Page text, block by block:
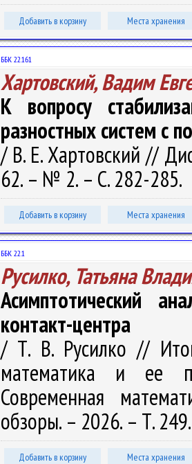
Добавить в корзину Места хранения
ББК 22.161
Хартовский, Вадим
К вопросу
разностных систем с
/ В. Е. Хартовский //
62. – № 2. – С. 282-285.
Добавить в корзину Места хранения
ББК 22.1
Русилко, Татьяна
Асимптотический
контакт-центра
/ Т. В. Русилко //
математика и ее
Современная
обзоры. – 2026. – Т.
Добавить в корзину Места хранения